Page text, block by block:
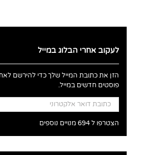
לעקוב אחרי הבלוג במייל
הזן את כתובת המייל שלך כדי להירשם
פוסטים חדשים במייל.
כתובת
דואר
אלקטרוני
הצטרפו ל 694 מנויים נוספים